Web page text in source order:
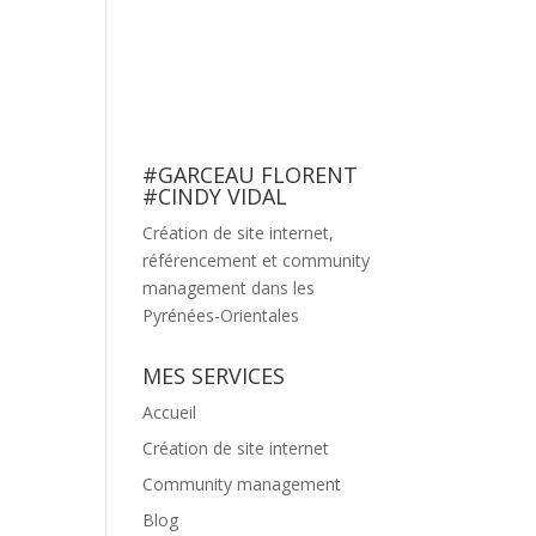
#GARCEAU FLORENT
#CINDY VIDAL
Création de site internet,
référencement et community
management dans les
Pyrénées-Orientales
MES SERVICES
Accueil
Création de site internet
Community management
Blog